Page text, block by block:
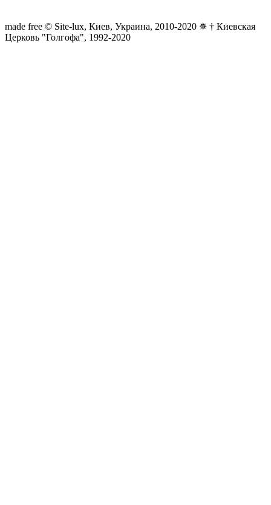
made free © Site-lux, Киев, Украина, 2010-2020 ✵ † Киевская
Церковь "Голгофа", 1992-2020